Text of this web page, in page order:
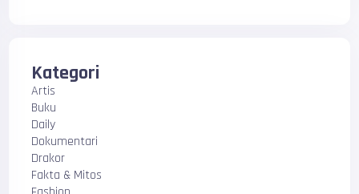
Kategori
Artis
Buku
Daily
Dokumentari
Drakor
Fakta & Mitos